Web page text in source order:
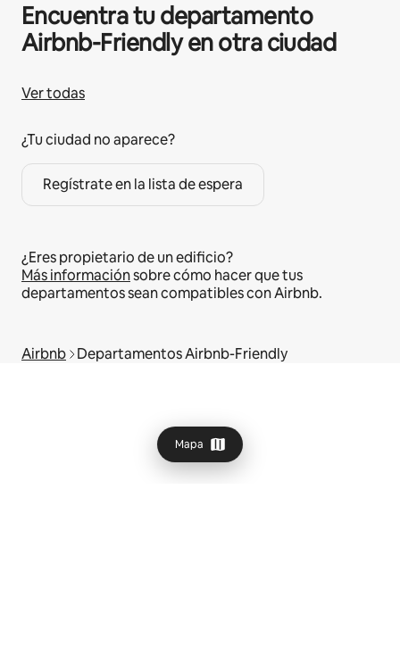
Mapa
Encuentra tu departamento
Airbnb-Friendly en otra ciudad
Ver todas
¿Tu ciudad no aparece?
Regístrate en la lista de espera
¿Eres propietario de un edificio?
Más informaciónsobre cómo hacer que tus
departamentos sean compatibles con Airbnb.
Airbnb Departamentos Airbnb-Friendly